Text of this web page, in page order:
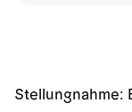
Stellungnahme: